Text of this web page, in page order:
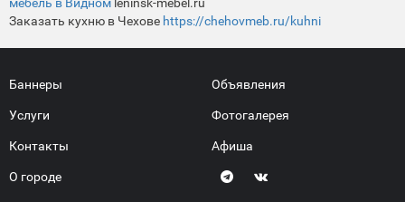
Заказать кухню в Чехове https://chehovmeb.ru/kuhni
Баннеры
Услуги
Контакты
О городе
Объявления
Фотогалерея
Афиша